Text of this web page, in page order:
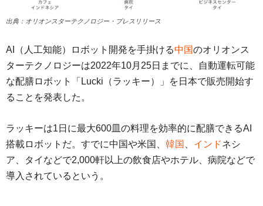
出典：オリオンスターテクノロジー・プレスリリース
AI（人工知能）ロボット開発を手掛ける中国のオリオンス
ターテクノロジーは2022年10月25日までに、自動運転可能
な配膳ロボット「Lucki（ラッキー）」を日本で販売開始す
ることを発表した。
ラッキーは1日に最大600皿の料理を効率的に配膳できるAI
搭載ロボットだ。すでに中国や米国、 韓国 インドネシ
ア、タイなどで2,000軒以上の飲食店やホテル、病院などで
導入されているという。